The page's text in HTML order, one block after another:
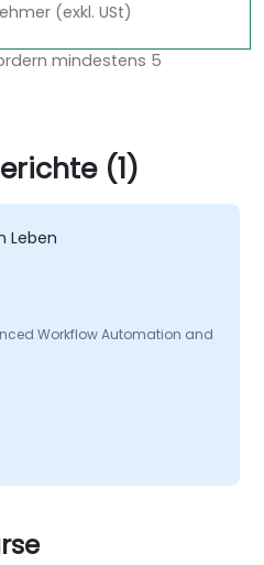
(exkl. USt)
mindestens 5
(1)
Leben
Workflow Automation and